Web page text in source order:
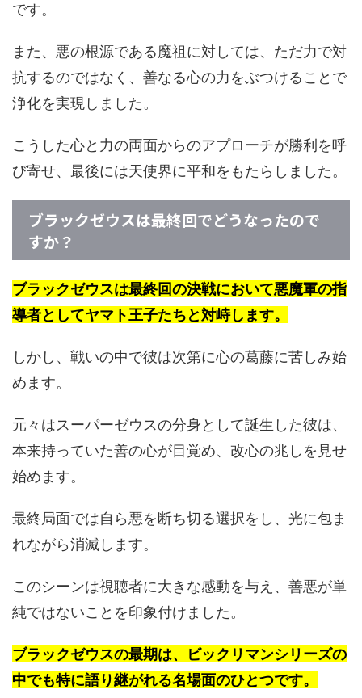
です。
また、悪の根源である魔祖に対しては、ただ力で対
抗するのではなく、善なる心の力をぶつけることで
浄化を実現しました。
こうした心と力の両面からのアプローチが勝利を呼
び寄せ、最後には天使界に平和をもたらしました。
ブラックゼウスは最終回でどうなったので
すか？
ブラックゼウスは最終回の決戦において悪魔軍の指
導者としてヤマト王子たちと対峙します。
しかし、戦いの中で彼は次第に心の葛藤に苦しみ始
めます。
元々はスーパーゼウスの分身として誕生した彼は、
本来持っていた善の心が目覚め、改心の兆しを見せ
始めます。
最終局面では自ら悪を断ち切る選択をし、光に包ま
れながら消滅します。
このシーンは視聴者に大きな感動を与え、善悪が単
純ではないことを印象付けました。
ブラックゼウスの最期は、ビックリマンシリーズの
中でも特に語り継がれる名場面のひとつです。